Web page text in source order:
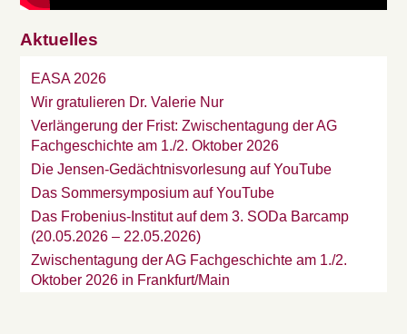
Aktuelles
EASA 2026
Wir gratulieren Dr. Valerie Nur
Verlängerung der Frist: Zwischentagung der AG
Fachgeschichte am 1./2. Oktober 2026
Die Jensen-Gedächtnisvorlesung auf YouTube
Das Sommersymposium auf YouTube
Das Frobenius-Institut auf dem 3. SODa Barcamp
(20.05.2026 – 22.05.2026)
Zwischentagung der AG Fachgeschichte am 1./2.
Oktober 2026 in Frankfurt/Main